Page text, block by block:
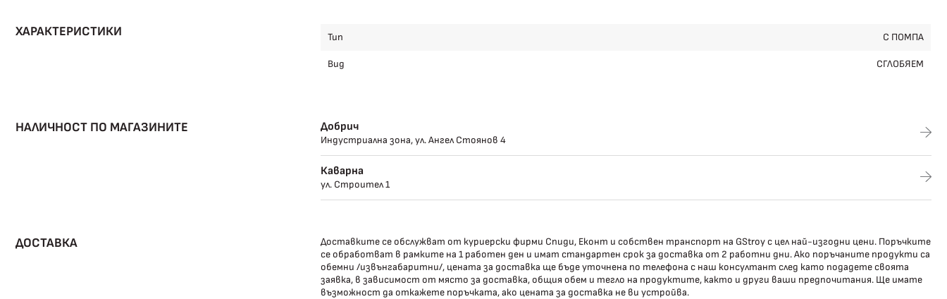
ХАРАКТЕРИСТИКИ Тип С ПОМПА
Вид СГЛОБЯЕМ
НАЛИЧНОСТ ПО МАГАЗИНИТЕ Добрич
Индустриална зона, ул. Ангел Стоянов 4
Каварна
ул. Строител 1
ДОСТАВКА
Доставките се обслужват от куриерски фирми Спиди, Еконт и собствен транспорт на GStroy с цел най-изгодни цени. Поръчките
се обработват в рамките на 1 работен ден и имат стандартен срок за доставка от 2 работни дни. Ако поръчаните продукти са
обемни /извънгабаритни/, цената за доставка ще бъде уточнена по телефона с наш консултант след като подадете своята
заявка, в зависимост от място за доставка, общия обем и тегло на продуктите, както и други ваши предпочитания. Ще имате
възможност да откажете поръчката, ако цената за доставка не ви устройва.